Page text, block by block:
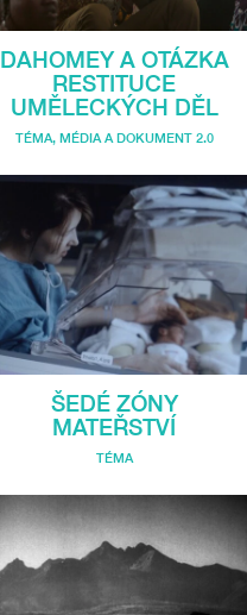
DAHOMEY A OTÁZKA
RESTITUCE
UMĚLECKÝCH DĚL
TÉMA, MÉDIA A DOKUMENT 2.0
ŠEDÉ ZÓNY
MATEŘSTVÍ
TÉMA